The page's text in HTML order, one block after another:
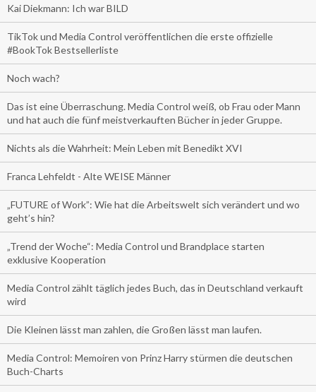
Kai Diekmann: Ich war BILD
TikTok und Media Control veröffentlichen die erste offizielle
#BookTok Bestsellerliste
Noch wach?
Das ist eine Überraschung. Media Control weiß, ob Frau oder Mann
und hat auch die fünf meistverkauften Bücher in jeder Gruppe.
Nichts als die Wahrheit: Mein Leben mit Benedikt XVI
Franca Lehfeldt - Alte WEISE Männer
„FUTURE of Work”: Wie hat die Arbeitswelt sich verändert und wo
geht’s hin?
„Trend der Woche“: Media Control und Brandplace starten
exklusive Kooperation
Media Control zählt täglich jedes Buch, das in Deutschland verkauft
wird
Die Kleinen lässt man zahlen, die Großen lässt man laufen.
Media Control: Memoiren von Prinz Harry stürmen die deutschen
Buch-Charts